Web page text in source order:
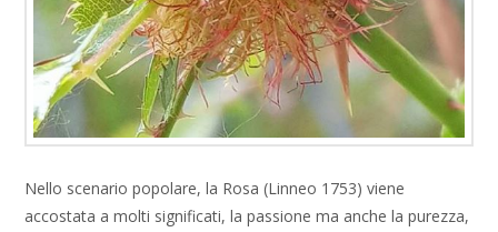
Nello scenario popolare, la Rosa (Linneo 1753) viene
accostata a molti significati, la passione ma anche la purezza,